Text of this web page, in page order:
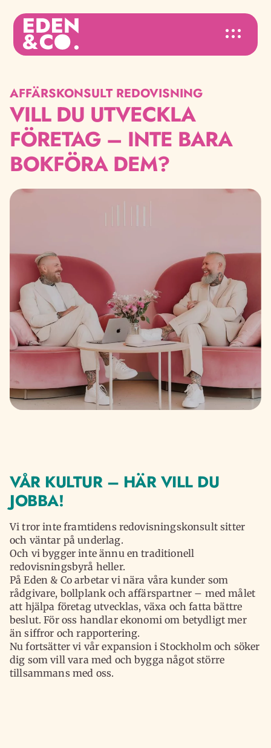
AFFÄRSKONSULT REDOVISNING
VILL DU UTVECKLA
FÖRETAG – INTE BARA
BOKFÖRA DEM?
VÅR KULTUR – HÄR VILL DU
JOBBA!
Vi tror inte framtidens redovisningskonsult sitter
och väntar på underlag.
Och vi bygger inte ännu en traditionell
redovisningsbyrå heller.
På Eden & Co arbetar vi nära våra kunder som
rådgivare, bollplank och affärspartner – med målet
att hjälpa företag utvecklas, växa och fatta bättre
beslut. För oss handlar ekonomi om betydligt mer
än siffror och rapportering.
Nu fortsätter vi vår expansion i Stockholm och söker
dig som vill vara med och bygga något större
tillsammans med oss.